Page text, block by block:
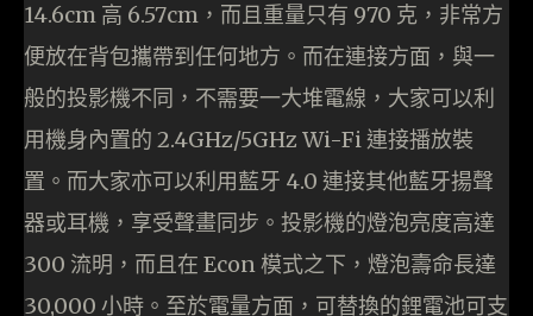
14.6cm 高 6.57cm，而且重量只有 970 克，非常方
便放在背包攜帶到任何地方。而在連接方面，與一
般的投影機不同，不需要一大堆電線，大家可以利
用機身內置的 2.4GHz/5GHz Wi-Fi 連接播放裝
置。而大家亦可以利用藍牙 4.0 連接其他藍牙揚聲
器或耳機，享受聲畫同步。投影機的燈泡亮度高達
300 流明，而且在 Econ 模式之下，燈泡壽命長達
30,000 小時。至於電量方面，可替換的鋰電池可支